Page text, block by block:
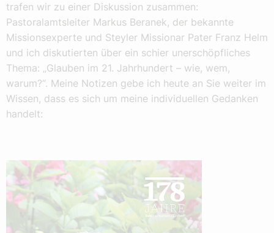
trafen wir zu einer Diskussion zusammen:
Pastoralamtsleiter Markus Bera­nek, der bekannte
Missionsexperte und Steyler Missionar Pater Franz Helm
und ich diskutierten über ein schier unerschöpfliches
Thema: „Glauben im 21. Jahrhundert – wie, wem,
warum?“. Meine Notizen gebe ich heute an Sie weiter im
Wissen, dass es sich um meine individuellen Gedanken
handelt: